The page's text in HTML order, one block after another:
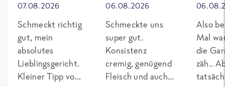
07.08.2026
Schmeckt richtig
gut, mein
absolutes
Lieblingsgericht.
Kleiner Tipp von
06.08.2026
Schmeckte uns
super gut.
Konsistenz
cremig, genügend
Fleisch und auch
Also
Mal
die
zäh..